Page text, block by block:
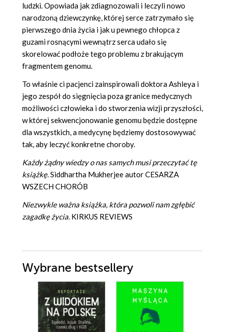
ludzki. Opowiada jak zdiagnozowali i leczyli nowo
narodzoną dziewczynkę, której serce zatrzymało się
pierwszego dnia życia i jak u pewnego chłopca z
guzami rosnącymi wewnątrz serca udało się
skorelować podłoże tego problemu z brakującym
fragmentem genomu.
To właśnie ci pacjenci zainspirowali doktora Ashleya i
jego zespół do sięgnięcia poza granice medycznych
możliwości człowieka i do stworzenia wizji przyszłości,
w której sekwencjonowanie genomu będzie dostępne
dla wszystkich, a medycynę będziemy dostosowywać
tak, aby leczyć konkretne choroby.
Każdy żądny wiedzy o nas samych musi przeczytać tę
książkę.Siddhartha Mukherjee autor CESARZA
WSZECH CHORÓB
Niezwykle ważna książka, która pozwoli nam zgłębić
zagadkę życia. KIRKUS REVIEWS
Wybrane bestsellery